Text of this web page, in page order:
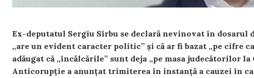
Ex-deputatul Sergiu Sîrbu se declară nevinovat în dosarul
„are un evident caracter politic” și că ar fi bazat „pe cifre
adăugat că „încălcările” sunt deja „pe masa judecătorilor
Anticorupție a anunțat trimiterea în instanță a cauzei în